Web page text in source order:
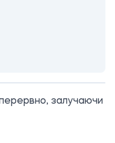
залучаючи